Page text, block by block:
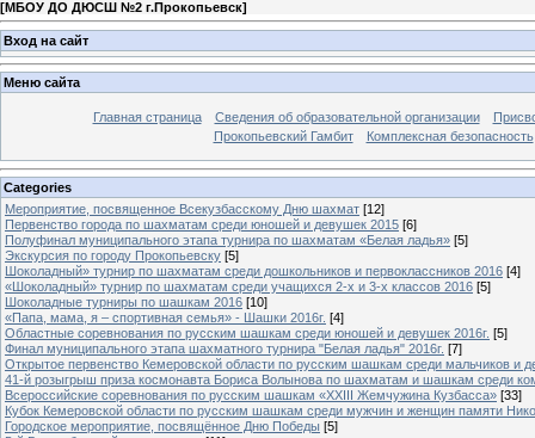
[МБОУ ДО ДЮСШ №2 г.Прокопьевск]
Вход на сайт
Меню сайта
Главная страница Сведения об образовательной организации
Прокопьевский Гамбит
Комплексная безопасность
Categories
Мероприятие, посвященное Всекузбасскому Дню шахмат [12]
Первенство города по шахматам среди юношей и девушек 2015 [6]
Полуфинал муниципального этапа турнира по шахматам «Белая ладья» [5]
Экскурсия по городу Прокопьевску [5]
Шоколадный» турнир по шахматам среди дошкольников и первоклассников 2016 [4]
«Шоколадный» турнир по шахматам среди учащихся 2-х и 3-х классов 2016 [5]
Шоколадные турниры по шашкам 2016 [10]
«Папа, мама, я – спортивная семья» - Шашки 2016г. [4]
Областные соревнования по русским шашкам среди юношей и девушек 2016г. [5]
Финал муниципального этапа шахматного турнира "Белая ладья" 2016г. [7]
Открытое первенство Кемеровской области по русским шашкам среди мальчиков и
41-й розыгрыш приза космонавта Бориса Волынова по шахматам и шашкам среди
Всероссийские соревнования по русским шашкам «XXIII Жемчужина Кузбасса» [33]
Кубок Кемеровской области по русским шашкам среди мужчин и женщин памяти
Городское мероприятие, посвящённое Дню Победы [5]